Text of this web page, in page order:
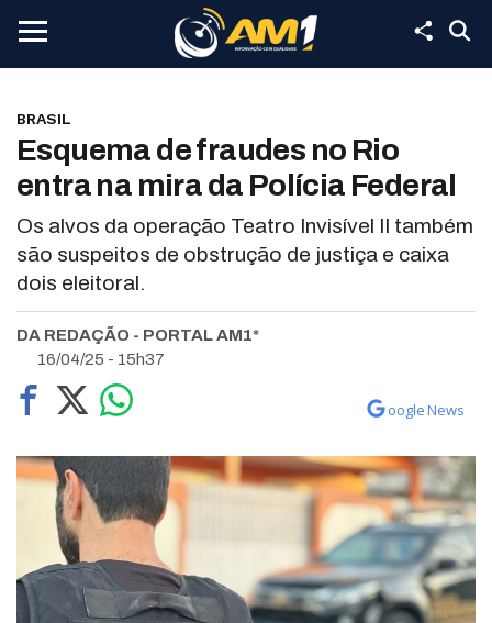
BRASIL
Esquema de fraudes no Rio
entra na mira da Polícia Federal
Os alvos da operação Teatro Invisível II também
são suspeitos de obstrução de justiça e caixa
dois eleitoral.
DA REDAÇÃO - PORTAL AM1*
16/04/25 - 15h37
oogle News